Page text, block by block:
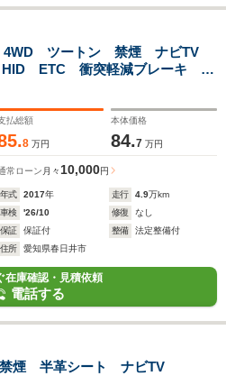
4WD ツートン 禁煙 ナビTV
ETC 衝突軽減ブレーキ 前
キー DVD再生
払総額
8 万円
本体価格
84.7 万円
常ローン 月々 10,000円
年式 2017年 走行 4.9万km
車検
'26/10 修復
なし
保証
保証付 整備
法定整備付
住所
愛知県春日井市
在庫確認・見積依頼
電話する
煙 半革シート ナビTV